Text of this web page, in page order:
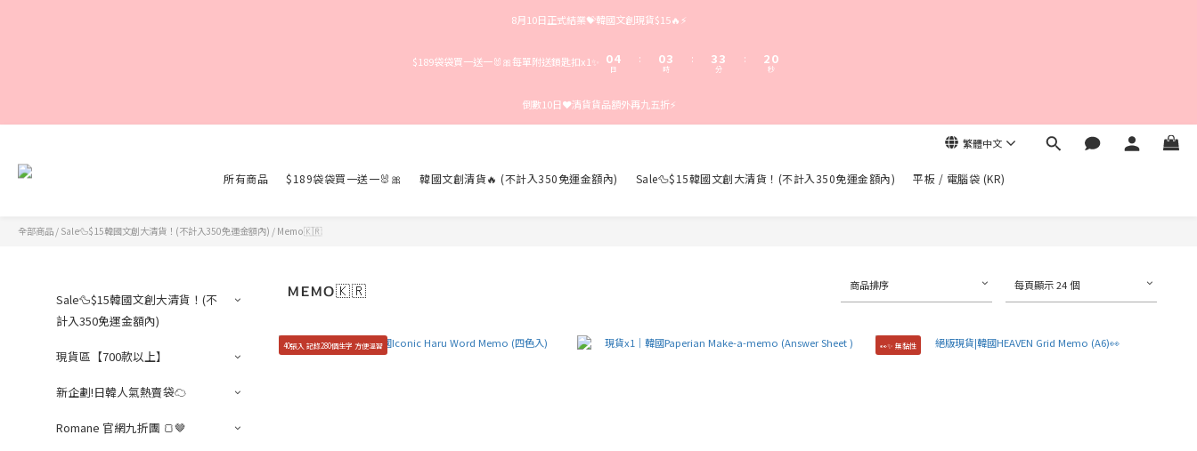
8月10日正式結業💝韓國文創現貨$15🔥⚡️
$189袋袋買一送一🐰🎀每單附送鎖匙扣x1✨
2
0
6
4
3
1
0
日
:
2
0
5
3
2
0
時
:
3
2
3
2
分
:
1
6
5
秒
倒數10日❤️清貨貨品額外再九五折⚡️
繁體中文
所有商品 $189袋袋買一送一🐰🎀 韓國文創清貨🔥 (不計入350免運金額內) Sale🦆$15韓國文創大清貨！(不計入350免運金額內) 平板 / 電腦袋 (KR)
全部商品 / Sale🦆$15韓國文創大清貨！(不計入350免運金額內) / Memo🇰🇷
Sale🦆$15韓國文創大清貨！(不
計入350免運金額內)
現貨區【700款以上】
新企劃!日韓人氣熱賣袋☁️
Romane 官網九折團 🍞🤎
MEMO🇰🇷 商品排序 每頁顯示 24 個
40張入 記錄280個生字 方便溫習 👀✨ 無黏性